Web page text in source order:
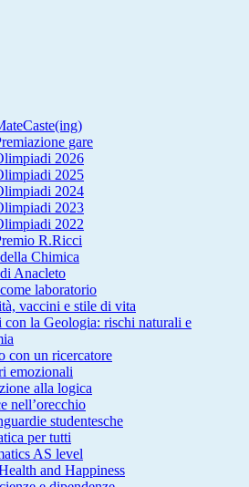
gare
2026
2025
2024
2023
2022
R.Ricci
Chimica
Anacleto
laboratorio
vaccini e stile di vita
con la Geologia: rischi naturali e
con un ricercatore
emozionali
alla logica
nell’orecchio
studentesche
per tutti
AS level
and Happiness